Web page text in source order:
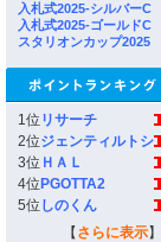
入札式2025-シルバーC
入札式2025-ゴールドC
スタリオンカップ2025
1位 リサーチ
2位ジェンティルトシ
3位 ＨＡＬ
4位 PGOTTA2
5位 しのくん
【 さらに表示】